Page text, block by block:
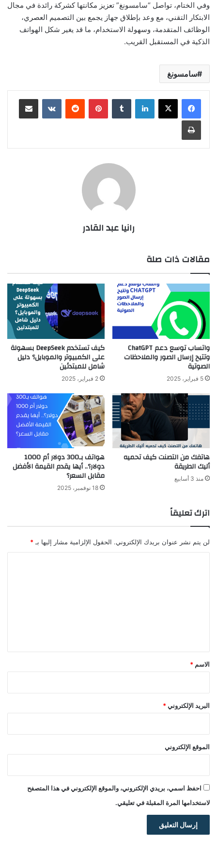
وفي الختام، تواصل “سامسونغ” تعزيز مكانتها كشركة رائدة في مجال
الابتكار التقني، مع وعد بإطلاق جهاز يجمع بين التصميم العصري،
الوظائف المتقدمة، وسهولة الاستخدام، ما قد يغير شكل الهواتف
الذكية في المستقبل القريب.
سامسونغ
لينكدإن بينتيريست مشاركة عبر البريد
طباعة
رانيا عبد القادر
مقالات ذات صلة
واتساب توسع دعم ChatGPT
وتتيح إرسال الصور والملاحظات
الصوتية
5 فبراير، 2025
كيف تستخدم DeepSeek بسهولة
على الكمبيوتر والموبايل؟ دليل
شامل للمبتدئين
2 فبراير، 2025
هاتفك من التصنت كيف تحميه
أليك الطريقة
منذ 3 أسابيع
هواتف بـ300 دولار أم 1000
دولار؟.. أيها يقدم القيمة الأفضل
مقابل السعر؟
18 نوفمبر، 2025
اترك تعليقاً
لن يتم نشر عنوان بريدك الإلكتروني. الحقول الإلزامية مشار إليها بـ *
*
الاسم *
البريد الإلكتروني *
الموقع الإلكتروني
احفظ اسمي، بريدي الإلكتروني، والموقع الإلكتروني في هذا المتصفح
لاستخدامها المرة المقبلة في تعليقي.